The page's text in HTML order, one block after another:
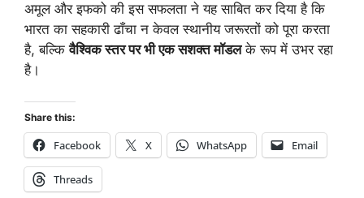
अमूल और इफको की इस सफलता ने यह साबित कर दिया है कि
भारत का सहकारी ढाँचा न केवल स्थानीय जरूरतों को पूरा करता
है, बल्किवैश्विक स्तर पर भी एक सशक्त मॉडलके रूप में उभर रहा
है।
Share this:
Facebook X WhatsApp Email
Threads